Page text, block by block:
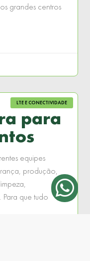
grandes centros
LTE E CONECTIVIDADE
para
equipes
produção,
que tudo